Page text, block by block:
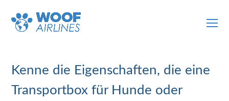
Kenne die Eigenschaften, die eine
Transportbox für Hunde oder